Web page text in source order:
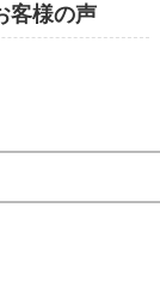
客様の声